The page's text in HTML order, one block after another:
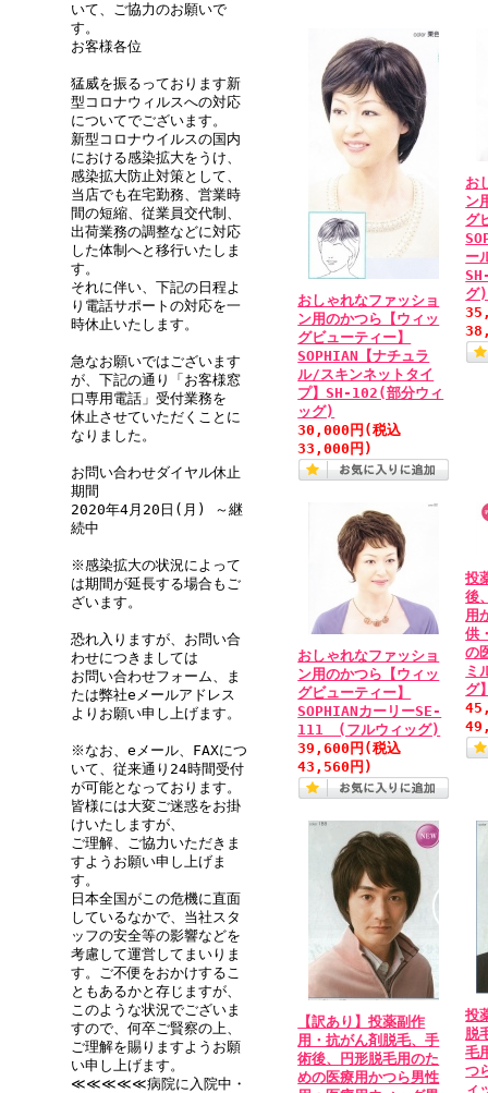
いて、ご協力のお願いで
す。
お客様各位
猛威を振るっております新
型コロナウィルスへの対応
についてでございます。
新型コロナウイルスの国内
における感染拡大をうけ、
感染拡大防止対策として、
当店でも在宅勤務、営業時
間の短縮、従業員交代制、
出荷業務の調整などに対応
した体制へと移行いたしま
す。
それに伴い、下記の日程よ
り電話サポートの対応を一
時休止いたします。
急なお願いではございます
が、下記の通り「お客様窓
口専用電話」受付業務を
休止させていただくことに
なりました。
お問い合わせダイヤル休止
期間
2020年4月20日(月) ～継
続中
※感染拡大の状況によって
は期間が延長する場合もご
ざいます。
恐れ入りますが、お問い合
わせにつきましては
お問い合わせフォーム、ま
たは弊社eメールアドレス
よりお願い申し上げます。
※なお、eメール、FAXにつ
いて、従来通り24時間受付
が可能となっております。
皆様には大変ご迷惑をお掛
けいたしますが、
ご理解、ご協力いただきま
すようお願い申し上げま
す。
日本全国がこの危機に直面
しているなかで、当社スタ
ッフの安全等の影響などを
考慮して運営してまいりま
す。ご不便をおかけするこ
ともあるかと存じますが、
このような状況でございま
すので、何卒ご賢察の上、
ご理解を賜りますようお願
い申し上げます。
≪≪≪≪≪病院に入院中・
おしゃれなファッショ
ン用のかつら【ウィッ
グビューティー】
SOPHIAN【ナチュラ
ル/スキンネットタイ
プ】SH-102(部分ウィ
ッグ)
30,000円 (税込
33,000円)
お
ン
グ
ー
グ)
おしゃれなファッショ
ン用のかつら【ウィッ
グビューティー】
SOPHIANカーリーSE-
111 (フルウィッグ)
39,600円 (税込
43,560円)
投
後
用
供
の
ミ
グ
【訳あり】投薬副作
用・抗がん剤脱毛、手
術後、円形脱毛用のた
めの医療用かつら男性
投
脱
毛
つ
ィ